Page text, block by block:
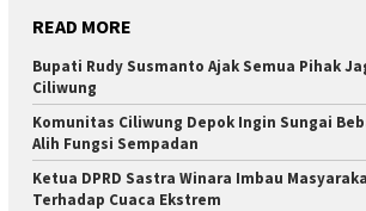
READ MORE
Bupati Rudy Susmanto Ajak Semua Pihak
Ciliwung
Komunitas Ciliwung Depok Ingin Sungai
Alih Fungsi Sempadan
Ketua DPRD Sastra Winara Imbau
Terhadap Cuaca Ekstrem